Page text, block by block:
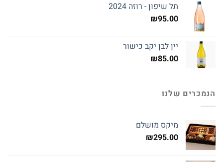
תל שיפון - רוזה 2024
₪95.00
יין לבן יקב כישור
₪85.00
הנמכרים שלנו
מיקס מושלם
₪295.00